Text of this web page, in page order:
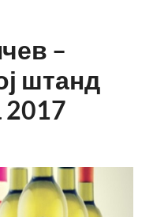
–
штанд
2017